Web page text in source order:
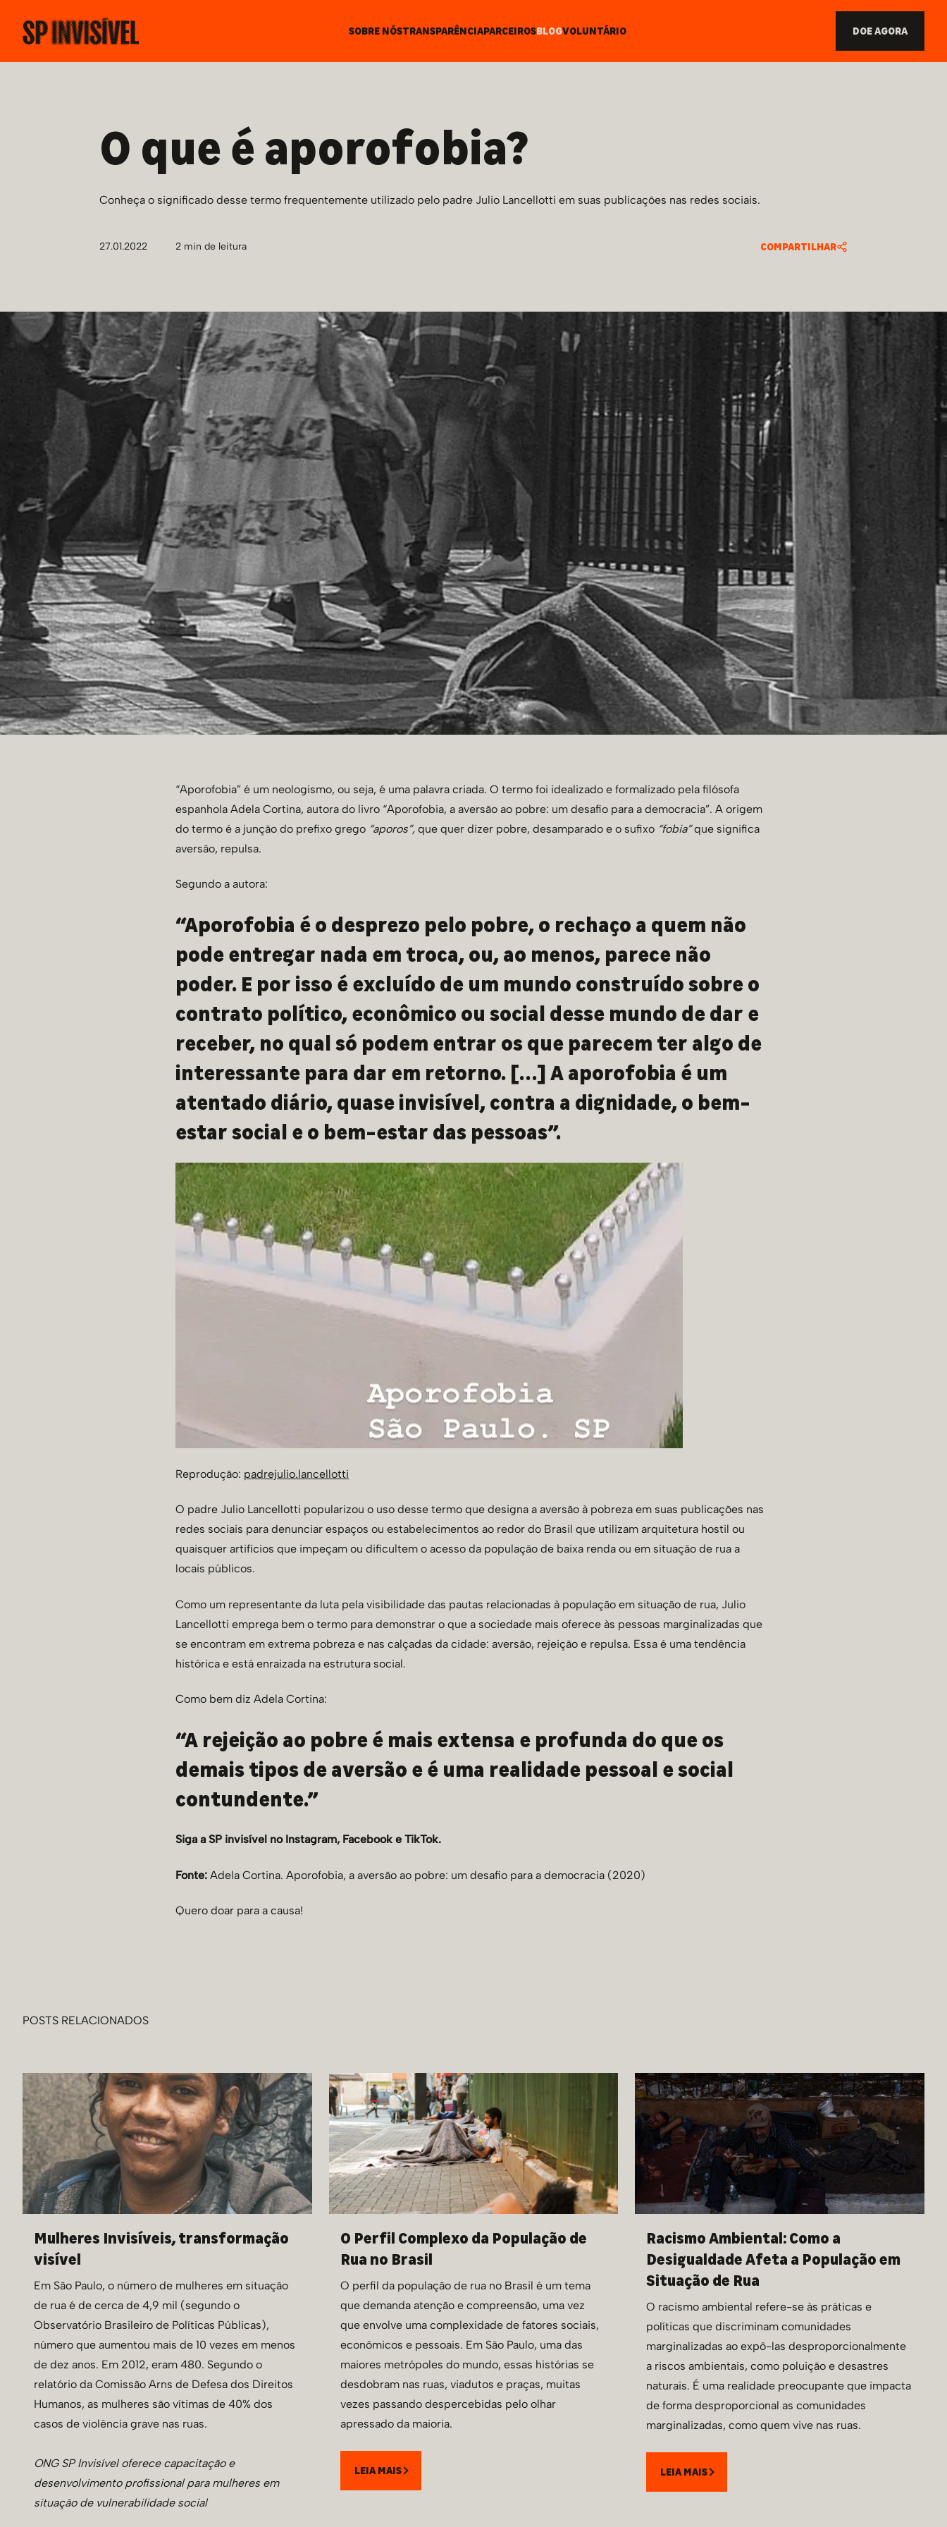
SOBRE NÓSTRANSPARÊNCIAPARCEIROSBLOGVOLUNTÁRIO DOE AGORA
O que é aporofobia?
Conheça o significado desse termo frequentemente utilizado pelo padre Julio Lancellotti em suas publicações nas redes sociais.
27.01.2022 2min de leitura COMPARTILHAR
“Aporofobia” é um neologismo, ou seja, é uma palavra criada. O termo foi idealizado e formalizado pela filósofa
espanhola Adela Cortina, autora do livro “Aporofobia, a aversão ao pobre: um desafio para a democracia”. A origem
do termo é a junção do prefixo grego “aporos”, que quer dizer pobre, desamparado e o sufixo “fobia”que significa
aversão, repulsa.
Segundo a autora:
“Aporofobia é o desprezo pelo pobre, o rechaço a quem não
pode entregar nada em troca, ou, ao menos, parece não
poder. E por isso é excluído de um mundo construído sobre o
contrato político, econômico ou social desse mundo de dar e
receber, no qual só podem entrar os que parecem ter algo de
interessante para dar em retorno. […] A aporofobia é um
atentado diário, quase invisível, contra a dignidade, o bem-
estar social e o bem-estar das pessoas”.
Reprodução: padrejulio.lancellotti
O padre Julio Lancellotti popularizou o uso desse termo que designa a aversão à pobreza em suas publicações nas
redes sociais para denunciar espaços ou estabelecimentos ao redor do Brasil que utilizam arquitetura hostil ou
quaisquer artifícios que impeçam ou dificultem o acesso da população de baixa renda ou em situação de rua a
locais públicos.
Como um representante da luta pela visibilidade das pautas relacionadas à população em situação de rua, Julio
Lancellotti emprega bem o termo para demonstrar o que a sociedade mais oferece às pessoas marginalizadas que
se encontram em extrema pobreza e nas calçadas da cidade: aversão, rejeição e repulsa. Essa é uma tendência
histórica e está enraizada na estrutura social.
Como bem diz Adela Cortina:
“A rejeição ao pobre é mais extensa e profunda do que os
demais tipos de aversão e é uma realidade pessoal e social
contundente.”
Siga a SP invisível no Instagram, FacebookeTikTok.
Fonte:Adela Cortina. Aporofobia, a aversão ao pobre: um desafio para a democracia (2020)
Quero doar para a causa!
POSTS RELACIONADOS
Mulheres Invisíveis, transformação
visível
Em São Paulo, o número de mulheres em situação
de rua é de cerca de 4,9 mil (segundo o
Observatório Brasileiro de Políticas Públicas),
número que aumentou mais de 10 vezes em menos
de dez anos. Em 2012, eram 480. Segundo o
relatório da Comissão Arns de Defesa dos Direitos
Humanos, as mulheres são vítimas de 40% dos
casos de violência grave nas ruas.
ONG SP Invisível oferece capacitação e
desenvolvimento profissional para mulheres em
situação de vulnerabilidade social
O Perfil Complexo da População de
Rua no Brasil
O perfil da população de rua no Brasil é um tema
que demanda atenção e compreensão, uma vez
que envolve uma complexidade de fatores sociais,
econômicos e pessoais. Em São Paulo, uma das
maiores metrópoles do mundo, essas histórias se
desdobram nas ruas, viadutos e praças, muitas
vezes passando despercebidas pelo olhar
apressado da maioria.
LEIA MAIS
Racismo Ambiental: Como a
Desigualdade Afeta a População em
Situação de Rua
O racismo ambiental refere-se às práticas e
políticas que discriminam comunidades
marginalizadas ao expô-las desproporcionalmente
a riscos ambientais, como poluição e desastres
naturais. É uma realidade preocupante que impacta
de forma desproporcional as comunidades
marginalizadas, como quem vive nas ruas.
LEIA MAIS